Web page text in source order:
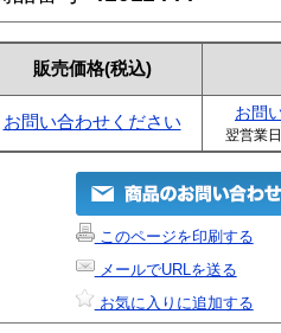
販売価格(税込)
お問い合わせください お問
翌営業
このページを印刷する
メールでURLを送る
お気に入りに追加する